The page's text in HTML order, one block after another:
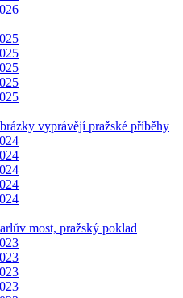
vyprávějí pražské příběhy
most, pražský poklad